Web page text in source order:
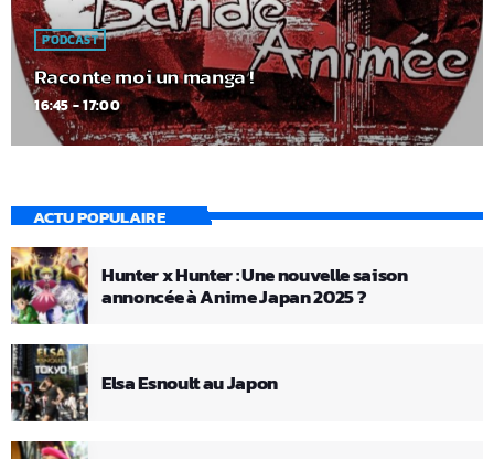
PODCAST
Raconte moi un manga !
16:45 - 17:00
ACTU POPULAIRE
Hunter x Hunter : Une nouvelle saison
annoncée à Anime Japan 2025 ?
Elsa Esnoult au Japon